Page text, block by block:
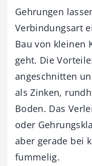
Gehrungen
Verbindungsart
Bau von kleinen
geht. Die
angeschnitten
als Zinken,
Boden. Das
oder
aber gerade bei
fummelig.